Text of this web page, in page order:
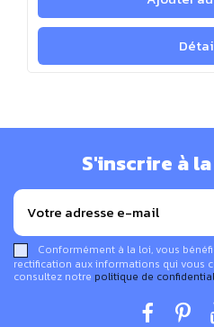
S'inscrire à
Conformément à la loi, vous
rectification aux informations qui vous
consultez notre politique de